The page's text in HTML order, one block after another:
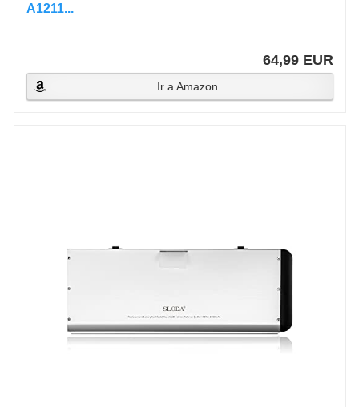
A1211...
64,99 EUR
Ir a Amazon